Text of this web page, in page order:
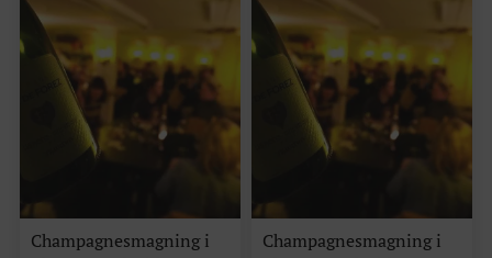
Champagnesmagning i
Champagnesmagning i